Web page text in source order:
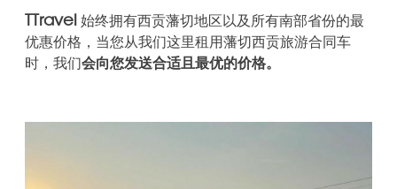
TTravel始终拥有西贡藩切地区以及所有南部省份的最
优惠价格， 当您从我们这里租用藩切西贡旅游合同车
时，我们会向您发送合适且最优的价格。